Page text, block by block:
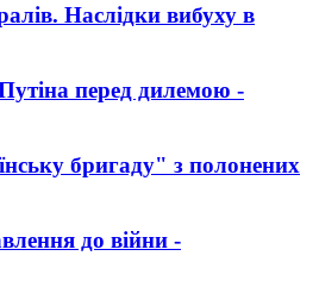
Наслідки вибуху в
перед дилемою -
бригаду" з полонених
до війни -